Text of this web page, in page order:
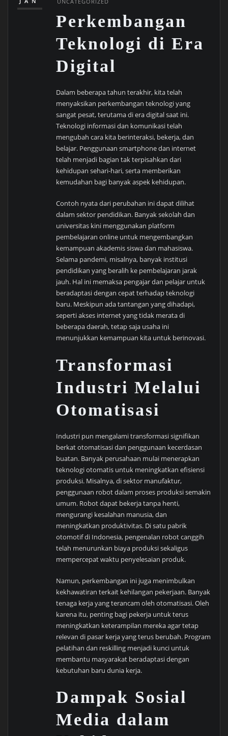
Perkembangan
Teknologi di Era
Digital
Dalam beberapa tahun terakhir, kita telah
menyaksikan perkembangan teknologi yang
sangat pesat, terutama di era digital saat ini.
Teknologi informasi dan komunikasi telah
mengubah cara kita berinteraksi, bekerja, dan
belajar. Penggunaan smartphone dan internet
telah menjadi bagian tak terpisahkan dari
kehidupan sehari-hari, serta memberikan
kemudahan bagi banyak aspek kehidupan.
Contoh nyata dari perubahan ini dapat dilihat
dalam sektor pendidikan. Banyak sekolah dan
universitas kini menggunakan platform
pembelajaran online untuk mengembangkan
kemampuan akademis siswa dan mahasiswa.
Selama pandemi, misalnya, banyak institusi
pendidikan yang beralih ke pembelajaran jarak
jauh. Hal ini memaksa pengajar dan pelajar untuk
beradaptasi dengan cepat terhadap teknologi
baru. Meskipun ada tantangan yang dihadapi,
seperti akses internet yang tidak merata di
beberapa daerah, tetap saja usaha ini
menunjukkan kemampuan kita untuk berinovasi.
Transformasi
Industri Melalui
Otomatisasi
Industri pun mengalami transformasi signifikan
berkat otomatisasi dan penggunaan kecerdasan
buatan. Banyak perusahaan mulai menerapkan
teknologi otomatis untuk meningkatkan efisiensi
produksi. Misalnya, di sektor manufaktur,
penggunaan robot dalam proses produksi semakin
umum. Robot dapat bekerja tanpa henti,
mengurangi kesalahan manusia, dan
meningkatkan produktivitas. Di satu pabrik
otomotif di Indonesia, pengenalan robot canggih
telah menurunkan biaya produksi sekaligus
mempercepat waktu penyelesaian produk.
Namun, perkembangan ini juga menimbulkan
kekhawatiran terkait kehilangan pekerjaan. Banyak
tenaga kerja yang terancam oleh otomatisasi. Oleh
karena itu, penting bagi pekerja untuk terus
meningkatkan keterampilan mereka agar tetap
relevan di pasar kerja yang terus berubah. Program
pelatihan dan reskilling menjadi kunci untuk
membantu masyarakat beradaptasi dengan
kebutuhan baru dunia kerja.
Dampak Sosial
Media dalam